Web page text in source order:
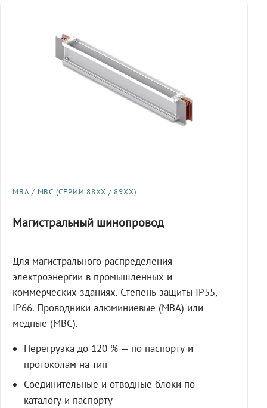
МВА / МВС (СЕРИИ 88XX / 89XX)
Магистральный шинопровод
Для магистрального распределения
электроэнергии в промышленных и
коммерческих зданиях. Степень защиты IP55,
IP66. Проводники алюминиевые (МВА) или
медные (МВС).
Перегрузка до 120 % — по паспорту и
протоколам на тип
Соединительные и отводные блоки по
каталогу и паспорту